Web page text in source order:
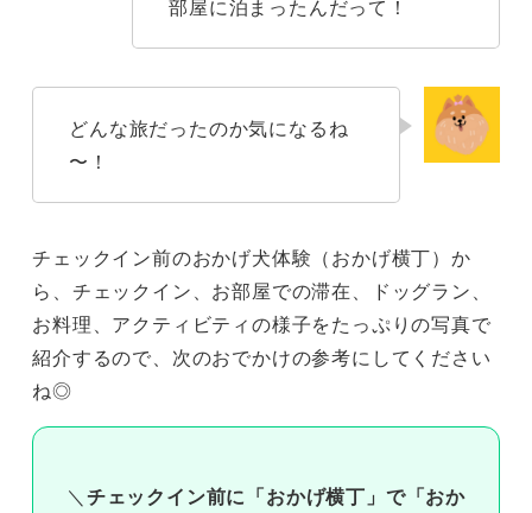
部屋に泊まったんだって！
どんな旅だったのか気になるね
〜！
チェックイン前のおかげ犬体験（おかげ横丁）か
ら、チェックイン、お部屋での滞在、ドッグラン、
お料理、アクティビティの様子をたっぷりの写真で
紹介するので、次のおでかけの参考にしてください
ね◎
＼ チェックイン前に「おかげ横丁」で「おか